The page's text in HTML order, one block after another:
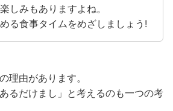
しみもありますよね。
る食事タイムをめざしましょう!
理由があります。
るだけまし」と考えるのも一つの考